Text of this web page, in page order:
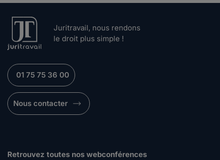
Juritravail, nous rendons
le droit plus simple !
01 75 75 36 00
Nous contacter
Retrouvez toutes nos webconférences